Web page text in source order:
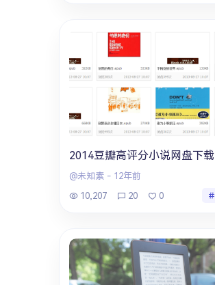
2014豆瓣高评分小说网盘下载
@未知素 - 12年前
10,207
20 0